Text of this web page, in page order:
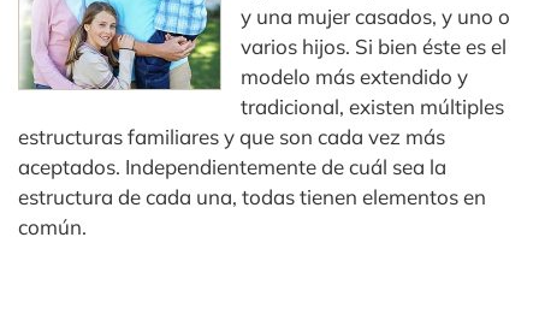
y una mujer casados, y uno o
varios hijos. Si bien éste es el
modelo más extendido y
tradicional, existen múltiples
estructuras familiares y que son cada vez más
aceptados. Independientemente de cuál sea la
estructura de cada una, todas tienen elementos en
común.